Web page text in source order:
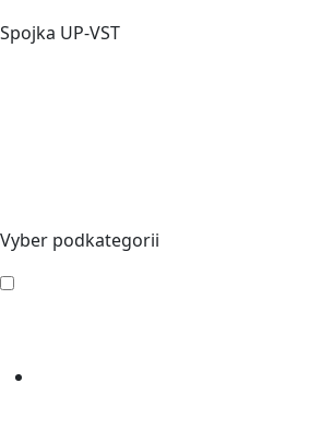
Spojka UP-VST
Vyber podkategorii